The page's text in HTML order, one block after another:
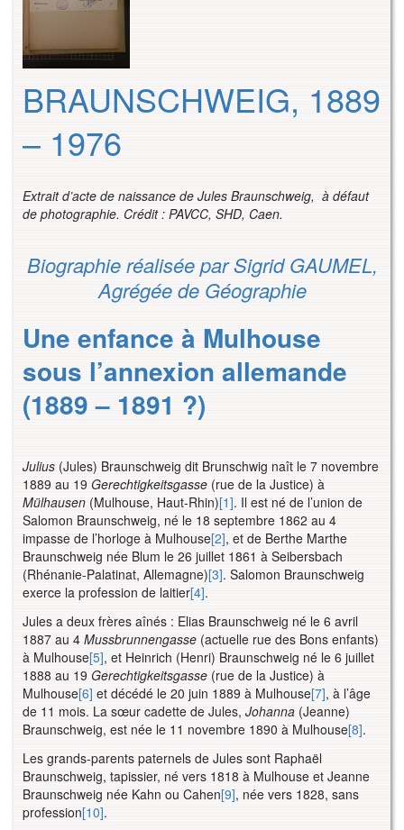
BRAUNSCHWEIG, 1889
– 1976
Extrait d’acte de naissance de Jules Braunschweig, à défaut
de photographie. Crédit : PAVCC, SHD, Caen.
Biographie réalisée par Sigrid GAUMEL,
Agrégée de Géographie
Une enfance à Mulhouse
sous l’annexion allemande
(1889 – 1891 ?)
Julius (Jules) Braunschweig dit Brunschwig naît le 7 novembre
1889 au 19 Gerechtigkeitsgasse (rue de la Justice) à
Mülhausen (Mulhouse, Haut-Rhin)[1]. Il est né de l’union de
Salomon Braunschweig, né le 18 septembre 1862 au 4
impasse de l’horloge à Mulhouse[2], et de Berthe Marthe
Braunschweig née Blum le 26 juillet 1861 à Seibersbach
(Rhénanie-Palatinat, Allemagne)[3]. Salomon Braunschweig
exerce la profession de laitier[4].
Jules a deux frères aînés : Elias Braunschweig né le 6 avril
1887 au 4 Mussbrunnengasse (actuelle rue des Bons enfants)
à Mulhouse[5], et Heinrich (Henri) Braunschweig né le 6 juillet
1888 au 19 Gerechtigkeitsgasse (rue de la Justice) à
Mulhouse[6] et décédé le 20 juin 1889 à Mulhouse[7], à l’âge
de 11 mois. La sœur cadette de Jules, Johanna (Jeanne)
Braunschweig, est née le 11 novembre 1890 à Mulhouse[8].
Les grands-parents paternels de Jules sont Raphaël
Braunschweig, tapissier, né vers 1818 à Mulhouse et Jeanne
Braunschweig née Kahn ou Cahen[9], née vers 1828, sans
profession[10].